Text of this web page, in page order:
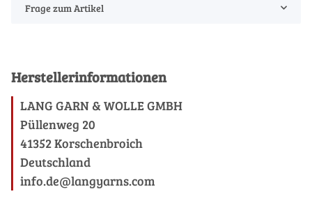
Frage zum Artikel
Herstellerinformationen
LANG GARN & WOLLE GMBH
Püllenweg 20
41352 Korschenbroich
Deutschland
info.de@langyarns.com